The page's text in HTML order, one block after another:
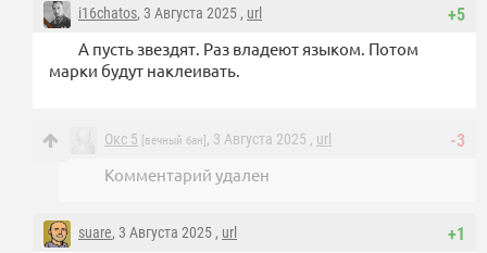
+5
i16chatos, 3 Августа 2025 , url
А пусть звездят. Раз владеют языком. Потом
марки будут наклеивать.
-3
Окс 5 [вечный бан] , 3 Августа 2025 , url
Комментарий удален
+1
suare, 3 Августа 2025 , url